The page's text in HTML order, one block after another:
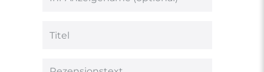
Bewertungssternen
Anzeigename